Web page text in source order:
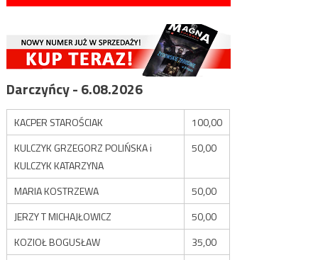
Darczyńcy - 6.08.2026
KACPER STAROŚCIAK
100,00
KULCZYK GRZEGORZ POLIŃSKA i
KULCZYK KATARZYNA
50,00
MARIA KOSTRZEWA
50,00
JERZY T MICHAJŁOWICZ
50,00
KOZIOŁ BOGUSŁAW
35,00